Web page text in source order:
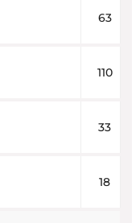
63
110
33
18